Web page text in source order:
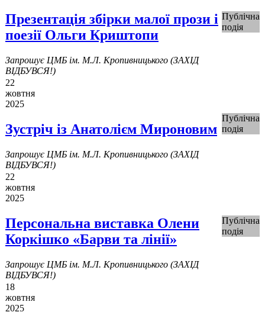
Презентація збірки малої прози і
поезії Ольги Криштопи
Запрошує ЦМБ ім. М.Л. Кропивницького (ЗАХІД
ВІДБУВСЯ!)
Публічна
подія
22
жовтня
2025
Зустріч із Анатолієм Мироновим
Запрошує ЦМБ ім. М.Л. Кропивницького (ЗАХІД
ВІДБУВСЯ!)
Публічна
подія
22
жовтня
2025
Персональна виставка Олени
Коркішко «Барви та лінії»
Запрошує ЦМБ ім. М.Л. Кропивницького (ЗАХІД
ВІДБУВСЯ!)
Публічна
подія
18
жовтня
2025